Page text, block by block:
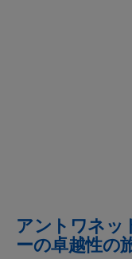
アントワネッ
ーの卓越性の